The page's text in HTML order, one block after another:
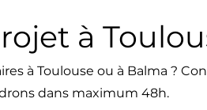
à
à Toulouse ou à Balma ?
dans maximum 48h.